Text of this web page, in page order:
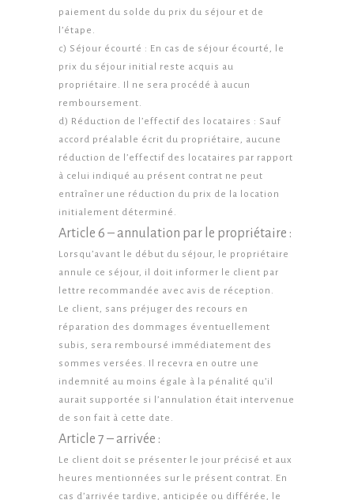
paiement du solde du prix du séjour et de
l’étape.
c) Séjour écourté : En cas de séjour écourté, le
prix du séjour initial reste acquis au
propriétaire. Il ne sera procédé à aucun
remboursement.
d) Réduction de l’effectif des locataires : Sauf
accord préalable écrit du propriétaire, aucune
réduction de l’effectif des locataires par rapport
à celui indiqué au présent contrat ne peut
entraîner une réduction du prix de la location
initialement déterminé.
Article 6 – annulation par le propriétaire :
Lorsqu’avant le début du séjour, le propriétaire
annule ce séjour, il doit informer le client par
lettre recommandée avec avis de réception.
Le client, sans préjuger des recours en
réparation des dommages éventuellement
subis, sera remboursé immédiatement des
sommes versées. Il recevra en outre une
indemnité au moins égale à la pénalité qu’il
aurait supportée si l’annulation était intervenue
de son fait à cette date.
Article 7 – arrivée :
Le client doit se présenter le jour précisé et aux
heures mentionnées sur le présent contrat. En
cas d’arrivée tardive, anticipée ou différée, le